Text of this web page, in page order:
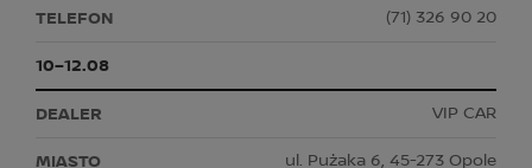
(71) 326 90 20
10–12.08
VIP CAR
ul. Pużaka 6, 45-273 Opole